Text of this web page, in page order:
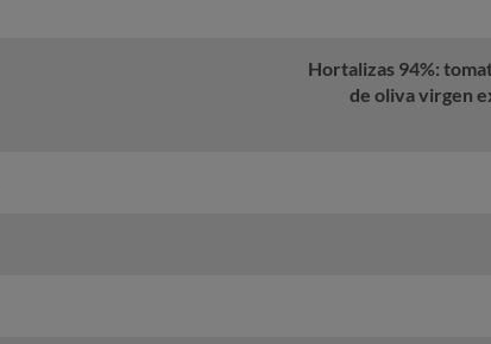
Hortalizas 94%:
de oliva virgen